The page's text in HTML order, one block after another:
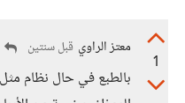
1
معتز الراوي قبل سنتين